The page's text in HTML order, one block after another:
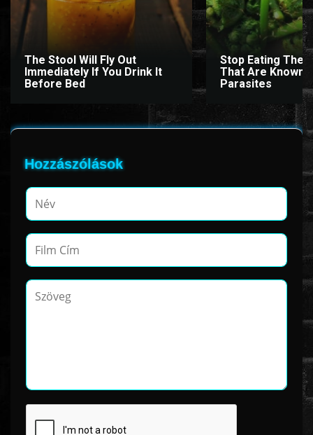
The Stool Will Fly Out
Immediately If You Drink It
Before Bed
Stop Eating
That Are Known
Parasites
Hozzászólások